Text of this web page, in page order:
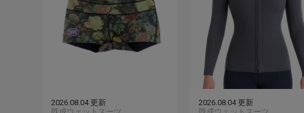
2026.08.04 更新
2026.08.04 更新